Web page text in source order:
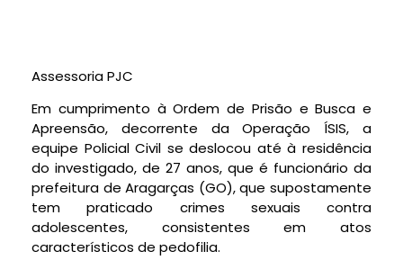
Assessoria PJC
Em cumprimento à Ordem de Prisão e Busca e
Apreensão, decorrente da Operação ÍSIS, a
equipe Policial Civil se deslocou até à residência
do investigado, de 27 anos, que é funcionário da
prefeitura de Aragarças (GO), que supostamente
tem praticado crimes sexuais contra
adolescentes, consistentes em atos
característicos de pedofilia.